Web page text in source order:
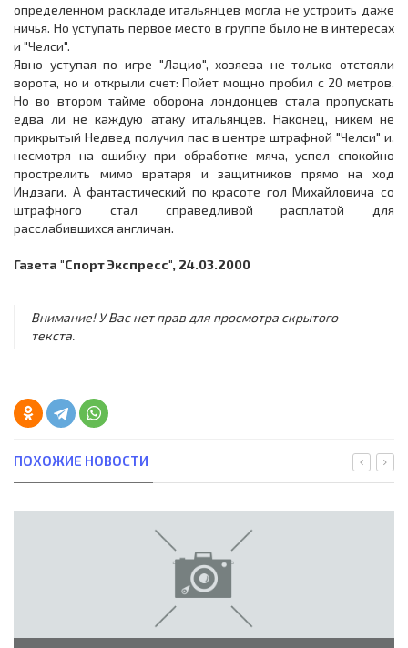
определенном раскладе итальянцев могла не устроить даже
ничья. Но уступать первое место в группе было не в интересах
и "Челси".
Явно уступая по игре "Лацио", хозяева не только отстояли
ворота, но и открыли счет: Пойет мощно пробил с 20 метров.
Но во втором тайме оборона лондонцев стала пропускать
едва ли не каждую атаку итальянцев. Наконец, никем не
прикрытый Недвед получил пас в центре штрафной "Челси" и,
несмотря на ошибку при обработке мяча, успел спокойно
прострелить мимо вратаря и защитников прямо на ход
Индзаги. А фантастический по красоте гол Михайловича со
штрафного стал справедливой расплатой для
расслабившихся англичан.
Газета "Спорт Экспресс", 24.03.2000
Внимание! У Вас нет прав для просмотра скрытого
текста.
ПОХОЖИЕ НОВОСТИ